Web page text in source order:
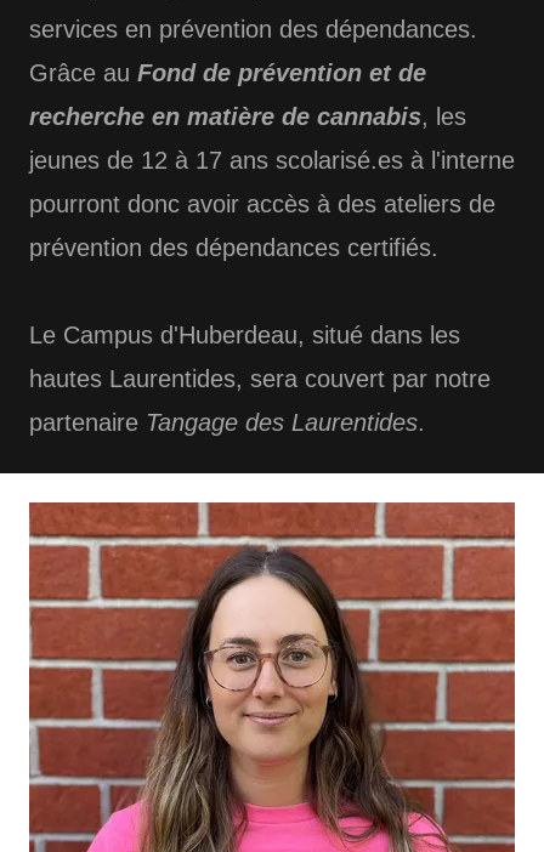
services en prévention des dépendances.
Grâce au Fond de prévention et de
recherche en matière de cannabis, les
jeunes de 12 à 17 ans scolarisé.es à l'interne
pourront donc avoir accès à des ateliers de
prévention des dépendances certifiés.
Le Campus d'Huberdeau, situé dans les
hautes Laurentides, sera couvert par notre
partenaire Tangage des Laurentides.